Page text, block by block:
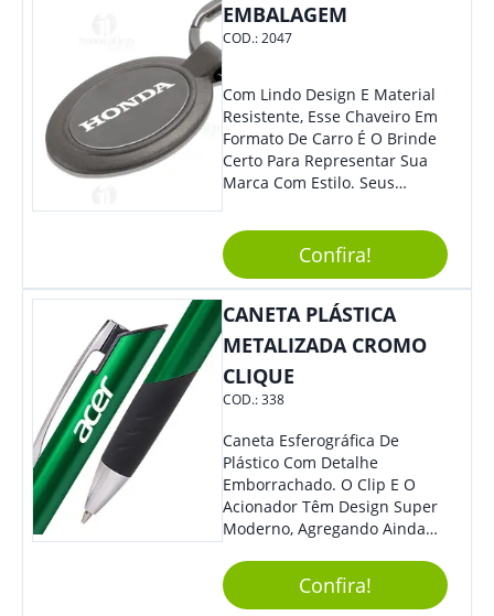
EMBALAGEM
COD.:2047
Com Lindo Design E Material
Resistente, Esse Chaveiro Em
Formato De Carro É O Brinde
Certo Para Representar Sua
Marca Com Estilo. Seus
Adorar.
Confira!
CANETA PLÁSTICA
METALIZADA CROMO
CLIQUE
COD.:338
Caneta Esferográfica De
Plástico Com Detalhe
Emborrachado. O Clip E O
Acionador Têm Design Super
Moderno, Agregando Ainda
Marca.
Confira!